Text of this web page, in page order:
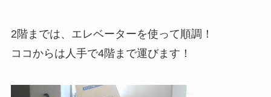
2階までは、エレベーターを使って順調！
ココからは人手で4階まで運びます！